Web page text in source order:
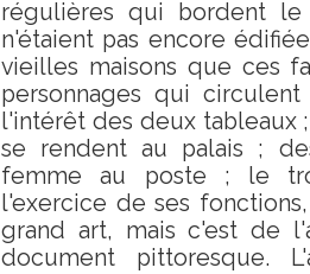
régulières qui bordent
n'étaient pas encore
vieilles maisons que ces
personnages qui
l'intérêt des deux tableaux
se rendent au palais ;
femme au poste ; le
l'exercice de ses
grand art, mais c'est de
document pittoresque.